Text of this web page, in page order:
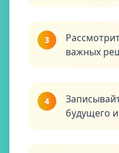
3
важных
4
будущего